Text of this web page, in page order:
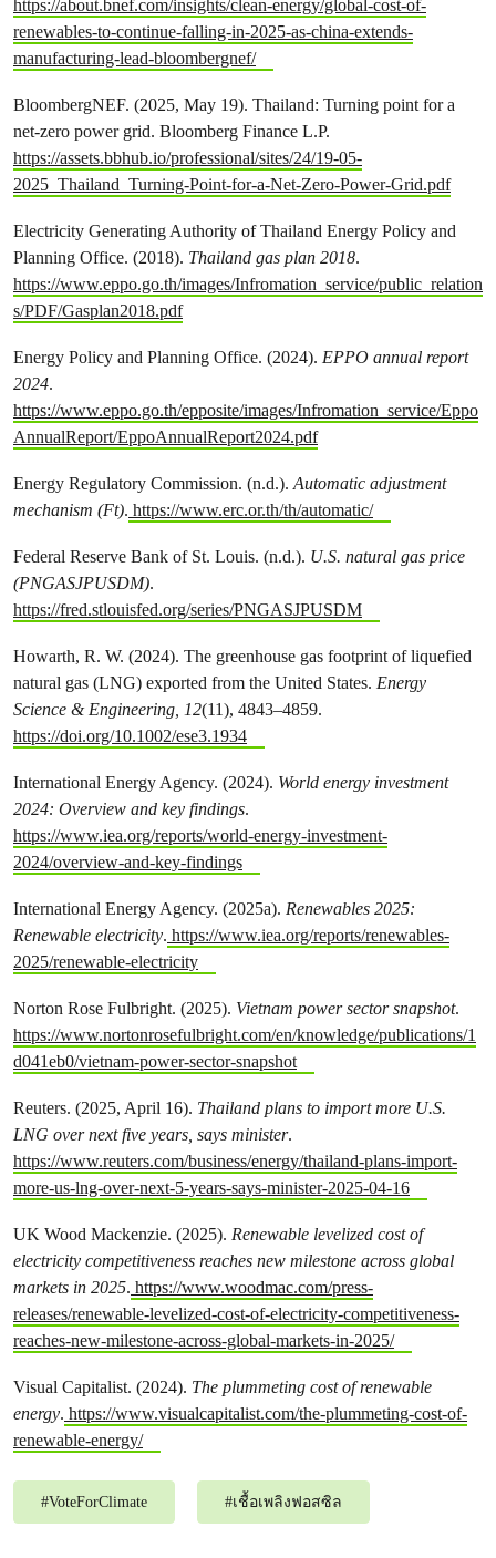
https://about.bnef.com/insights/clean-energy/global-cost-of-
renewables-to-continue-falling-in-2025-as-china-extends-
manufacturing-lead-bloombergnef/
BloombergNEF. (2025, May 19). Thailand: Turning point for a
net-zero power grid. Bloomberg Finance L.P.
https://assets.bbhub.io/professional/sites/24/19-05-
2025_Thailand_Turning-Point-for-a-Net-Zero-Power-Grid.pdf
Electricity Generating Authority of Thailand Energy Policy and
Planning Office. (2018). Thailand gas plan 2018.
https://www.eppo.go.th/images/Infromation_service/public_relation
s/PDF/Gasplan2018.pdf
Energy Policy and Planning Office. (2024). EPPO annual report
2024.
https://www.eppo.go.th/epposite/images/Infromation_service/Eppo
AnnualReport/EppoAnnualReport2024.pdf
Energy Regulatory Commission. (n.d.).Automatic adjustment
mechanism (Ft). https://www.erc.or.th/th/automatic/
Federal Reserve Bank of St. Louis. (n.d.). U.S. natural gas price
(PNGASJPUSDM).
https://fred.stlouisfed.org/series/PNGASJPUSDM
Howarth, R. W. (2024). The greenhouse gas footprint of liquefied
natural gas (LNG) exported from the United States. Energy
Science & Engineering, 12(11), 4843–4859.
https://doi.org/10.1002/ese3.1934
International Energy Agency. (2024). World energy investment
2024: Overview and key findings.
https://www.iea.org/reports/world-energy-investment-
2024/overview-and-key-findings
International Energy Agency. (2025a). Renewables 2025:
Renewable electricity. https://www.iea.org/reports/renewables-
2025/renewable-electricity
Norton Rose Fulbright. (2025). Vietnam power sector snapshot.
https://www.nortonrosefulbright.com/en/knowledge/publications/1
d041eb0/vietnam-power-sector-snapshot
Reuters. (2025, April 16). Thailand plans to import more U.S.
LNG over next five years, says minister.
https://www.reuters.com/business/energy/thailand-plans-import-
more-us-lng-over-next-5-years-says-minister-2025-04-16
UK Wood Mackenzie. (2025). Renewable levelized cost of
electricity competitiveness reaches new milestone across global
markets in 2025. https://www.woodmac.com/press-
releases/renewable-levelized-cost-of-electricity-competitiveness-
reaches-new-milestone-across-global-markets-in-2025/
Visual Capitalist. (2024). The plummeting cost of renewable
energy. https://www.visualcapitalist.com/the-plummeting-cost-of-
renewable-energy/
#VoteForClimate #เชื้อเพลิงฟอสซิล